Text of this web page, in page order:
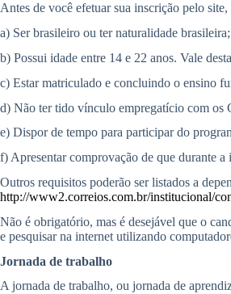
Antes de você efetuar sua inscrição pelo
a) Ser brasileiro ou ter naturalidade brasileira;
b) Possui idade entre 14 e 22 anos. Vale
c) Estar matriculado e concluindo o ensino
d) Não ter tido vínculo empregatício com os
e) Dispor de tempo para participar do
f) Apresentar comprovação de que durante
Outros requisitos poderão ser listados a
http://www2.correios.com.br/institucional/
Não é obrigatório, mas é desejável que o
e pesquisar na internet utilizando
Jornada de trabalho
A jornada de trabalho, ou jornada de